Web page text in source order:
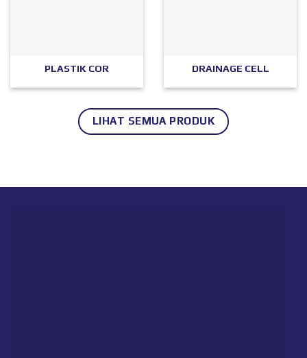
PLASTIK COR DRAINAGE CELL
LIHAT SEMUA PRODUK